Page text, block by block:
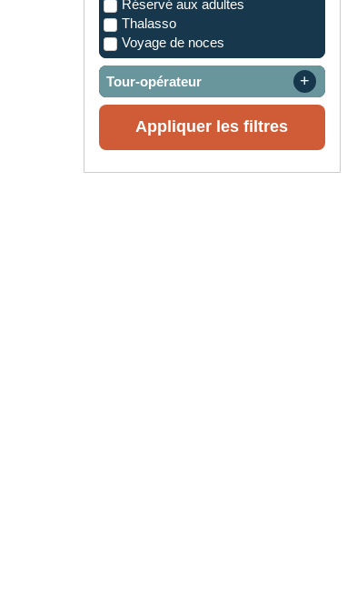
Réservé aux adultes
Thalasso
Voyage de noces
Tour-opérateur
Appliquer les filtres